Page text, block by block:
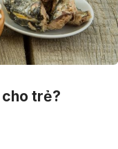
cho trẻ?